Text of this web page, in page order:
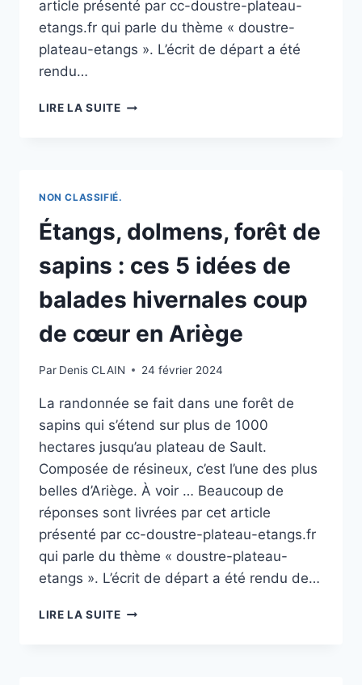
article présenté par cc-doustre-plateau-
etangs.fr qui parle du thème « doustre-
plateau-etangs ». L’écrit de départ a été
rendu…
LIRE LA SUITEENS
NON CLASSIFIÉ.
Étangs, dolmens, forêt de
sapins : ces 5 idées de
balades hivernales coup
de cœur en Ariège
Par Denis CLAIN 24 février 2024
La randonnée se fait dans une forêt de
sapins qui s’étend sur plus de 1000
hectares jusqu’au plateau de Sault.
Composée de résineux, c’est l’une des plus
belles d’Ariège. À voir … Beaucoup de
réponses sont livrées par cet article
présenté par cc-doustre-plateau-etangs.fr
qui parle du thème « doustre-plateau-
etangs ». L’écrit de départ a été rendu de…
LIRE LA SUITEÉTANGS,